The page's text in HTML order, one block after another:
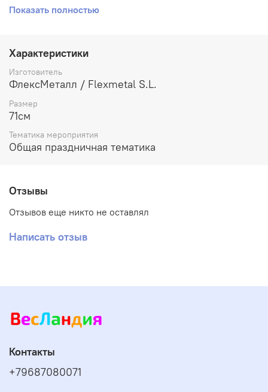
одной недели до месяца.
Показать полностью
Характеристики
Изготовитель
ФлексМеталл / Flexmetal S.L.
Размер
71см
Тематика мероприятия
Общая праздничная тематика
Отзывы
Отзывов еще никто не оставлял
Написать отзыв
Контакты
+79687080071